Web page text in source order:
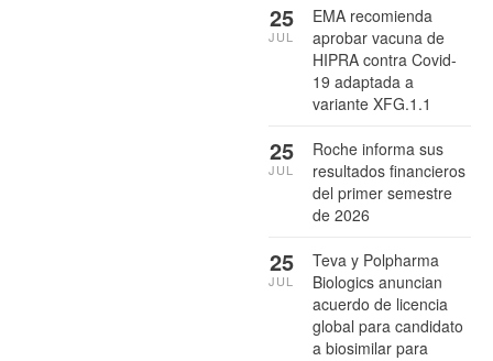
EMA recomienda
aprobar vacuna de
HIPRA contra Covid-
19 adaptada a
variante XFG.1.1
25
JUL
Roche informa sus
resultados financieros
del primer semestre
de 2026
25
JUL
Teva y Polpharma
Biologics anuncian
acuerdo de licencia
global para candidato
a biosimilar para
25
JUL